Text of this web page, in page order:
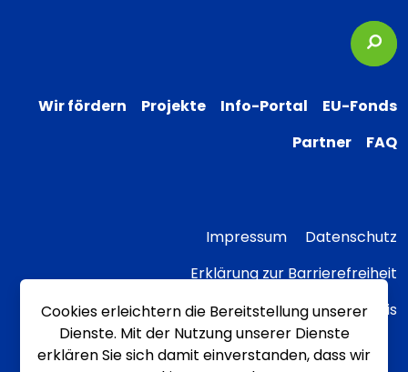
Wir fördern Projekte Info-Portal
EU-Fonds
Partner
FAQ
Impressum
Datenschutz
Erklärung zur Barrierefreiheit
Transparenzhinweis
Cookies erleichtern die Bereitstellung unserer
Dienste. Mit der Nutzung unserer Dienste
erklären Sie sich damit einverstanden, dass wir